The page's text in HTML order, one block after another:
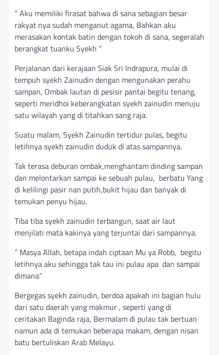
” Aku memiliki firasat bahwa di sana sebagian besar
rakyat nya sudah menganut agama, Bahkan aku
merasakan kontak batin dengan tokoh di sana, segeralah
berangkat tuanku Syekh “
Perjalanan dari kerajaan Siak Sri Indrapura, mulai di
tempuh syekh Zainudin dengan mengunakan perahu
sampan, Ombak lautan di pesisir pantai begitu tenang,
seperti meridhoi keberangkatan syekh zainudin menuju
satu wilayah yang di titahkan sang raja.
Suatu malam, Syekh Zainudin tertidur pulas, begitu
letihnya syekh zainudin duduk di atas sampannya.
Tak terasa deburan ombak,menghantam dinding sampan
dan melontarkan sampai ke sebuah pulau, berbatu Yang
di kelilingi pasir nan putih,bukit hijau dan banyak di
temukan penyu hijau.
Tiba tiba syekh zainudin terbangun, saat air laut
menjilati mata kakinya yang terjuntai dari sampannya.
” Masya Allah, betapa indah ciptaan Mu ya Robb, begitu
letihnya aku sehingga tak tau ini pulau apa dan sampai
dimana”
Bergegas syekh zainudin, berdoa apakah ini bagian hulu
dari satu daerah yang makmur , seperti yang di
ceritakan Baginda raja, Bermalam di pulau tak bertuan
namun ada di temukan beberapa makam, dengan nisan
batu bertuliskan Arab Melayu.